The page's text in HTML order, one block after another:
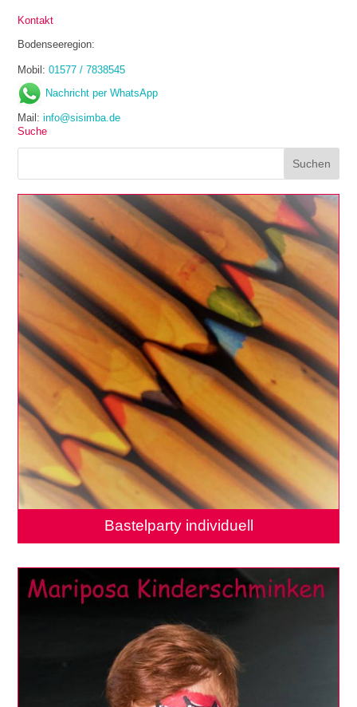
Kontakt
Bodenseeregion:
Mobil:01577 / 7838545
Nachricht per WhatsApp
Mail:info@sisimba.de
Suche
Bastelparty individuell